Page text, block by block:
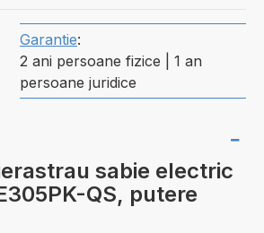
Garantie:
2 ani persoane fizice | 1 an
persoane juridice
sabie electric
QS, putere